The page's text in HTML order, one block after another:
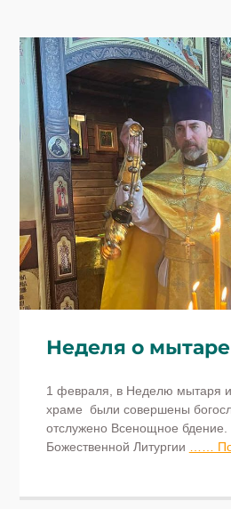
Неделя о
1 февраля, в Неделю мытаря
храме были совершены
отслужено Всенощное бдение.
Божественной Литургии
……